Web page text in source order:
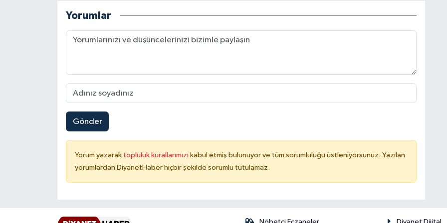
Yorumlar
Gönder
Yorum yazarak topluluk kurallarımızı kabul etmiş bulunuyor ve tüm sorumluluğu üstleniyorsunuz. Yazılan
yorumlardan DiyanetHaber hiçbir şekilde sorumlu tutulamaz.
Konya Müftülüğü
Kütahya Müftülüğü
Manisa Müftülüğü
Mardin Müftülüğü
Muğla Müftülüğü